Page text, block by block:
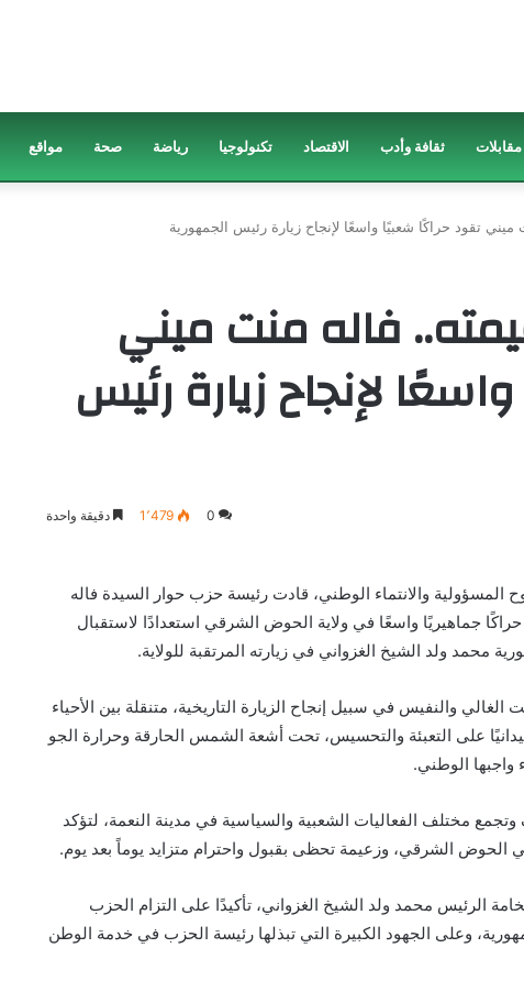
مقابلات ثقافة وأدب الاقتصاد تكنولوجيا رياضة صحة مواقع
تقود حراكًا شعبيًا واسعًا لإنجاح زيارة رئيس الجمهورية
فاله منت ميني
لإنجاح زيارة رئيس
0 1٬479 دقيقة واحدة
والانتماء الوطني، قادت رئيسة حزب حوار السيدة فاله
جماهيريًا واسعًا في ولاية الحوض الشرقي استعدادًا لاستقبال
محمد ولد الشيخ الغزواني في زيارته المرتقبة للولاية.
الغالي والنفيس في سبيل إنجاح الزيارة التاريخية، متنقلة بين الأحياء
على التعبئة والتحسيس، تحت أشعة الشمس الحارقة وحرارة الجو
واجبها الوطني.
مختلف الفعاليات الشعبية والسياسية في مدينة النعمة، لتؤكد
الحوض الشرقي، وزعيمة تحظى بقبول واحترام متزايد يوماً بعد يوم.
الرئيس محمد ولد الشيخ الغزواني، تأكيدًا على التزام الحزب
وعلى الجهود الكبيرة التي تبذلها رئيسة الحزب في خدمة الوطن